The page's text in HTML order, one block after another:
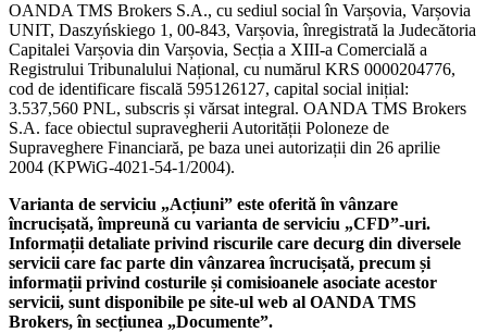
OANDA TMS Brokers S.A., cu sediul social în Varșovia, Varșovia
UNIT, Daszyńskiego 1, 00-843, Varșovia, înregistrată la Judecătoria
Capitalei Varșovia din Varșovia, Secția a XIII-a Comercială a
Registrului Tribunalului Național, cu numărul KRS 0000204776,
cod de identificare fiscală 595126127, capital social inițial:
3.537,560 PNL, subscris și vărsat integral. OANDA TMS Brokers
S.A. face obiectul supravegherii Autorității Poloneze de
Supraveghere Financiară, pe baza unei autorizații din 26 aprilie
2004 (KPWiG-4021-54-1/2004).
Varianta de serviciu „Acțiuni” este oferită în vânzare
încrucișată, împreună cu varianta de serviciu „CFD”-uri.
Informații detaliate privind riscurile care decurg din diversele
servicii care fac parte din vânzarea încrucișată, precum și
informații privind costurile și comisioanele asociate acestor
servicii, sunt disponibile pe site-ul web al OANDA TMS
Brokers, în secțiunea „Documente”.